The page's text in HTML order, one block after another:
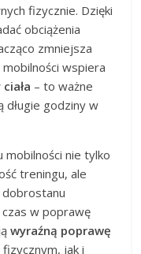
fizycznie. Dzięki
obciążenia
zmniejsza
wspiera
– to ważne
długie godziny w
mobilności nie tylko
treningu, ale
w poprawę
wyraźną poprawę
jak i